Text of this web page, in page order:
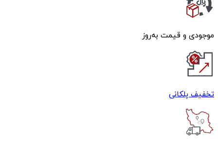
موجودی و قیمت به‌روز
تخفیف پلکانی